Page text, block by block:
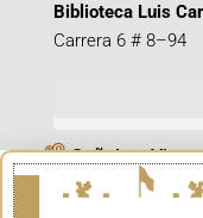
Biblioteca Luis
Carrera 6 # 8–94
Señal en Vivo